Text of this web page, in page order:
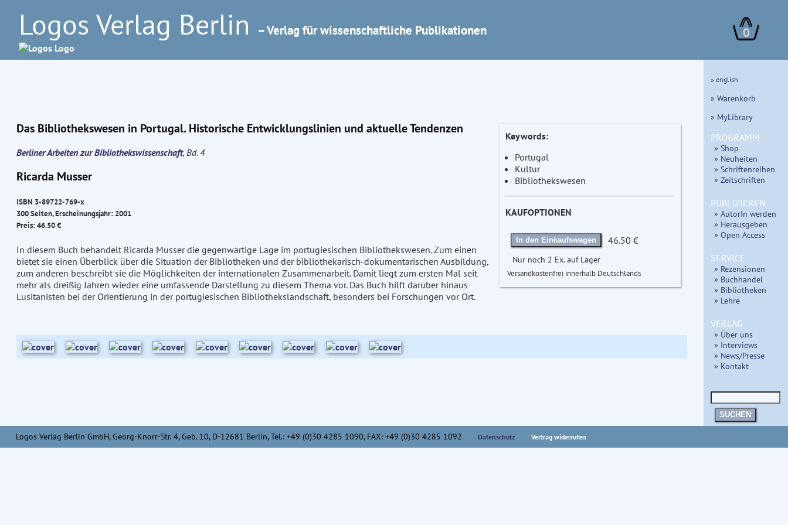
Logos Verlag Berlin – Verlag für wissenschaftliche Publikationen 0
Das Bibliothekswesen in Portugal. Historische Entwicklungslinien und aktuelle Tendenzen
Berliner Arbeiten zur Bibliothekswissenschaft, Bd. 4
Ricarda Musser
ISBN 3-89722-769-x
300 Seiten, Erscheinungsjahr: 2001
Preis: 46.50 €
In diesem Buch behandelt Ricarda Musser die gegenwärtige Lage im portugiesischen Bibliothekswesen. Zum einen
bietet sie einen Überblick über die Situation der Bibliotheken und der bibliothekarisch-dokumentarischen Ausbildung,
zum anderen beschreibt sie die Möglichkeiten der internationalen Zusammenarbeit. Damit liegt zum ersten Mal seit
mehr als dreißig Jahren wieder eine umfassende Darstellung zu diesem Thema vor. Das Buch hilft darüber hinaus
Lusitanisten bei der Orientierung in der portugiesischen Bibliothekslandschaft, besonders bei Forschungen vor Ort.
Keywords:
Portugal
Kultur
Bibliothekswesen
KAUFOPTIONEN
In den Einkaufswagen 46.50 €
Nur noch 2 Ex. auf Lager
Versandkostenfrei innerhalb Deutschlands
» english
» Warenkorb
» MyLibrary
PROGRAMM
» Shop
» Neuheiten
» Schriftenreihen
» Zeitschriften
PUBLIZIEREN
» AutorIn werden
» Herausgeben
» Open Access
SERVICE
» Rezensionen
» Buchhandel
» Bibliotheken
» Lehre
VERLAG
» Über uns
» Interviews
» News/Presse
» Kontakt
SUCHEN
Logos Verlag Berlin GmbH, Georg-Knorr-Str. 4, Geb. 10, D-12681 Berlin, Tel.: +49 (0)30 4285 1090, FAX: +49 (0)30 4285 1092 Datenschutz Vertrag widerrufen